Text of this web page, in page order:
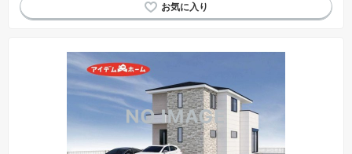
モニター付きインターホン
WIC
フラット35適合